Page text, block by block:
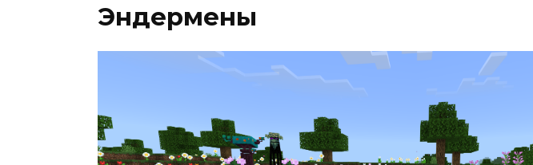
Эндермены